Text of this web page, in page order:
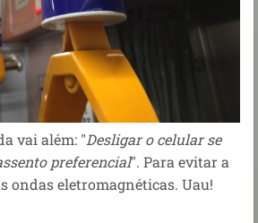
vai além: "Desligar o celular se
preferencial". Para evitar a
ondas eletromagnéticas. Uau!